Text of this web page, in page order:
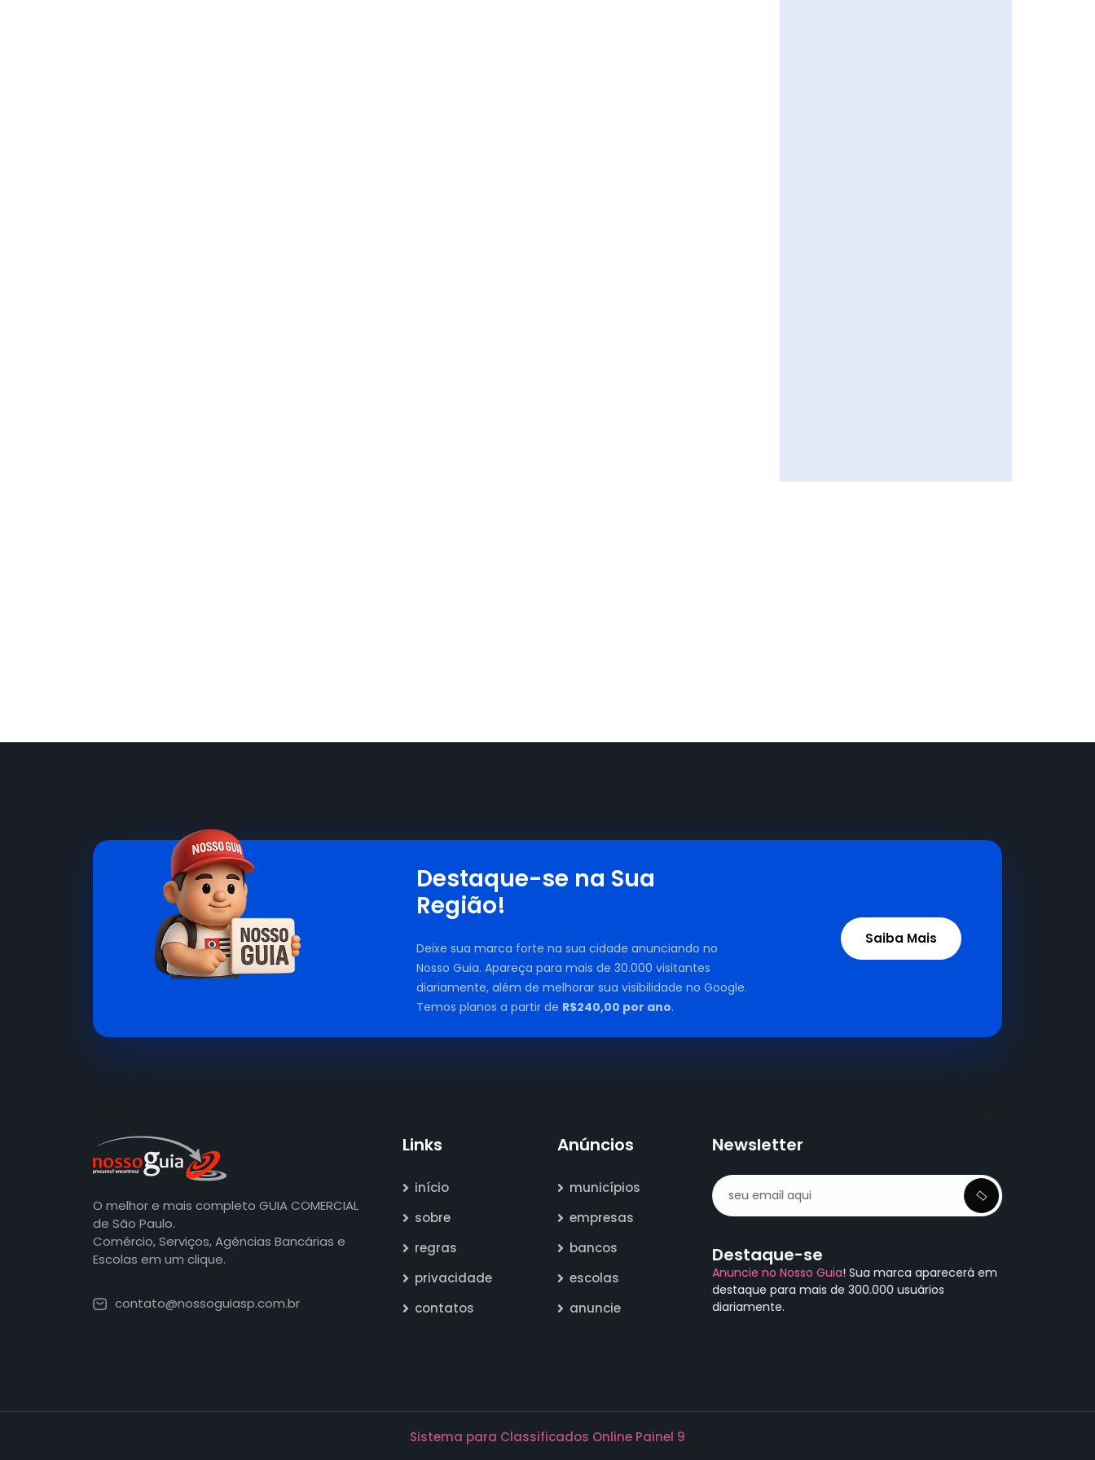
Destaque-se na Sua
Região!
Deixe sua marca forte na sua cidade anunciando no
Nosso Guia. Apareça para mais de 30.000 visitantes
diariamente, além de melhorar sua visibilidade no Google.
Temos planos a partir de R$240,00 por ano.
Saiba Mais
O melhor e mais completo GUIA COMERCIAL
de São Paulo.
Comércio, Serviços, Agências Bancárias e
Escolas em um clique.
contato@nossoguiasp.com.br
Links
início
sobre
regras
privacidade
contatos
Anúncios
municípios
empresas
bancos
escolas
anuncie
Newsletter
Destaque-se
Anuncie no Nosso Guia! Sua marca aparecerá em
destaque para mais de 300.000 usuários
diariamente.
Sistema para Classificados Online Painel 9